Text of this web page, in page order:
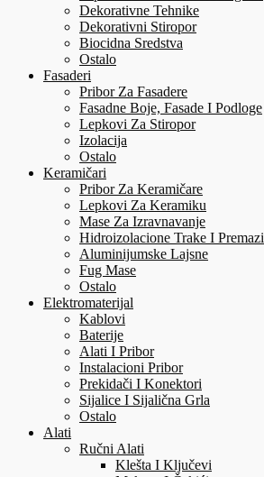
Dekorativne Tehnike
Dekorativni Stiropor
Biocidna Sredstva
Ostalo
Fasaderi
Pribor Za Fasadere
Fasadne Boje, Fasade I Podloge
Lepkovi Za Stiropor
Izolacija
Ostalo
Keramičari
Pribor Za Keramičare
Lepkovi Za Keramiku
Mase Za Izravnavanje
Hidroizolacione Trake I Premazi
Aluminijumske Lajsne
Fug Mase
Ostalo
Elektromaterijal
Kablovi
Baterije
Alati I Pribor
Instalacioni Pribor
Prekidači I Konektori
Sijalice I Sijalična Grla
Ostalo
Alati
Ručni Alati
Klešta I Ključevi